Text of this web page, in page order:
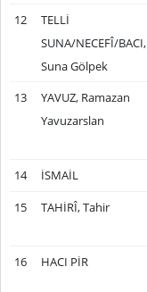
12
TELLİ
SUNA/NECEFÎ/BACI,
Suna Gölpek
13
YAVUZ, Ramazan
Yavuzarslan
14 İSMAİL
15 TAHİRÎ, Tahir
16 HACI PİR